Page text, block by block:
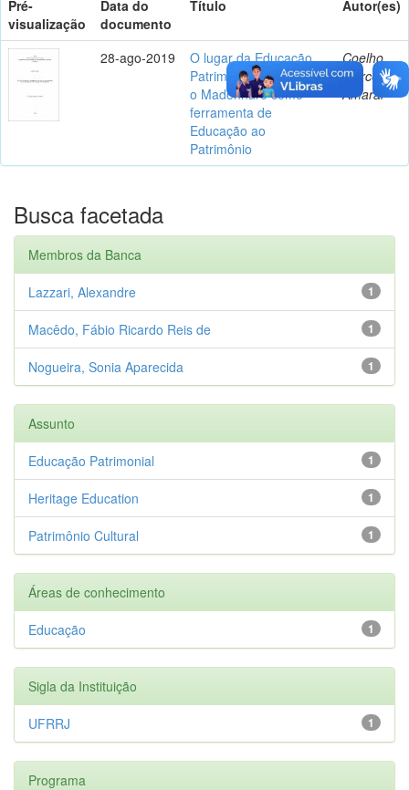
Pré-
visualização
Data do
documento
Título Autor(es)
28-ago-2019
O lugar da Educação
Patrimonial na escola:
o Madonnaro como
ferramenta de
Educação ao
Patrimônio
Coelho,
Marcelo
Amaral
Busca facetada
Membros da Banca
1
Lazzari, Alexandre
1
Macêdo, Fábio Ricardo Reis de
1
Nogueira, Sonia Aparecida
Assunto
1
Educação Patrimonial
1
Heritage Education
1
Patrimônio Cultural
Áreas de conhecimento
1
Educação
Sigla da Instituição
1
UFRRJ
Programa